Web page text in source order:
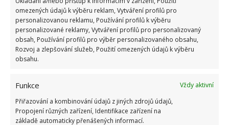
omezených údajů k výběru reklam, Vytváření profilů pro
personalizovanou reklamu, Používání profilů k výběru
personalizované reklamy, Vytváření profilů pro personalizovaný
obsah, Používání profilů pro výběr personalizovaného obsahu,
Rozvoj a zlepšování služeb, Použití omezených údajů k výběru
obsahu.
Funkce
Vždy aktivní
Přiřazování a kombinování údajů z jiných zdrojů údajů,
Propojení různých zařízení, Identifikace zařízení na
základě automaticky přenášených informací.
však měl stát hasicí přístroj.